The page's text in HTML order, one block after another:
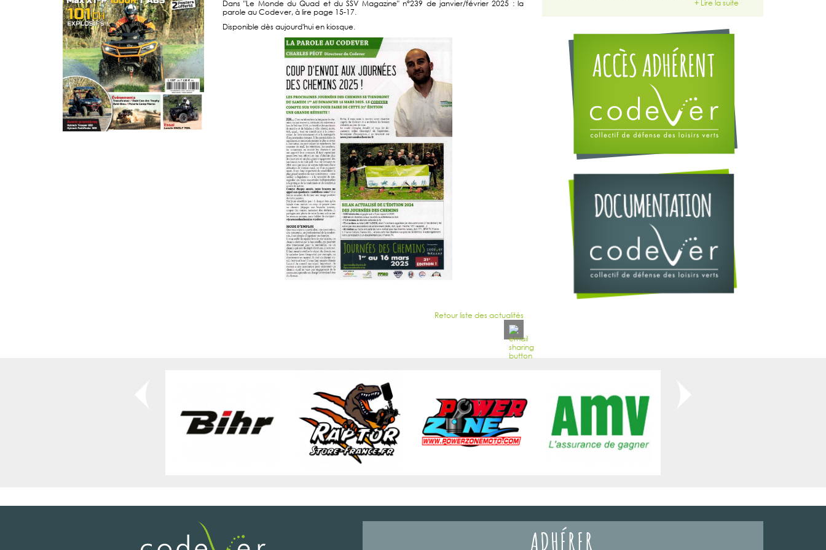
Dans "Le Monde du Quad et du SSV Magazine" n°239 de janvier/février 2025 : la
parole au Codever, à lire page 15-17.
Disponible dès aujourd'hui en kiosque.
Retour liste des actualités
+ Lire la suite
ADHÉRER